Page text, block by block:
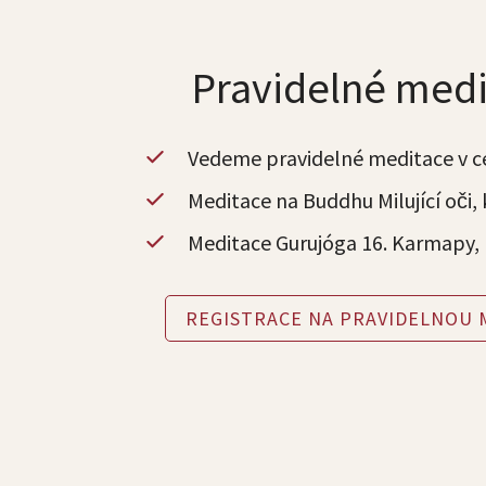
Pravidelné
Vedeme pravidelné meditace v
Meditace na Buddhu Milující oči,
Meditace Gurujóga 16.
REGISTRACE NA PRAVIDELNOU